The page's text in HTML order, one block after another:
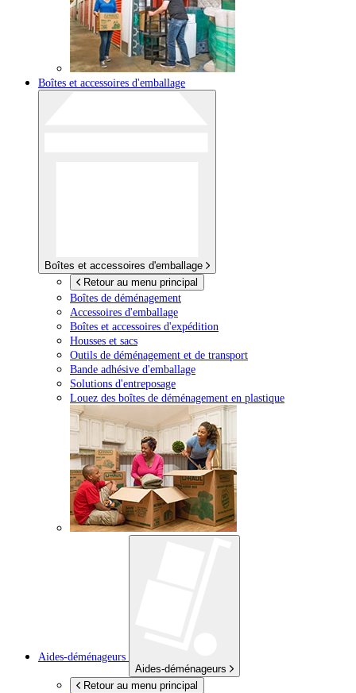
Boîtes et accessoires d'emballage
Boîtes et accessoires d'emballage
Retour au menu principal
Boîtes de déménagement
Accessoires d'emballage
Boîtes et accessoires d'expédition
Housses et sacs
Outils de déménagement et de transport
Bande adhésive d'emballage
Solutions d'entreposage
Louez des boîtes de déménagement en plastique
Aides-déménageurs
Aides-déménageurs
Retour au menu principal